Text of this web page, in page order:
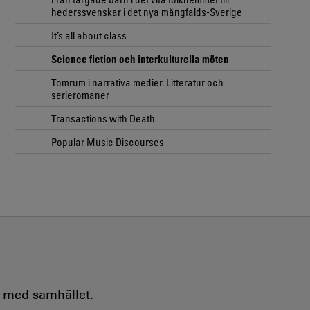
hederssvenskar i det nya mångfalds-Sverige
It’s all about class
Science fiction och interkulturella möten
Tomrum i narrativa medier. Litteratur och
serieromaner
Transactions with Death
Popular Music Discourses
samhället.